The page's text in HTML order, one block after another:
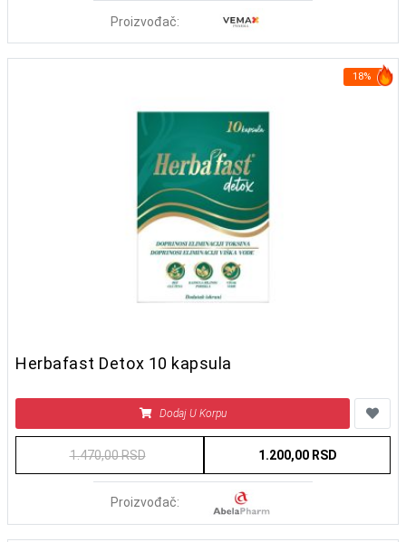
Proizvođač:
18%
Herbafast Detox 10 kapsula
Dodaj U Korpu
1.470,00 RSD 1.200,00 RSD
Proizvođač: